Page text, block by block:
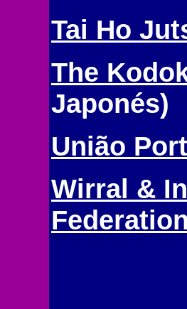
Tai Ho
The
Japonés)
União
Wirral &